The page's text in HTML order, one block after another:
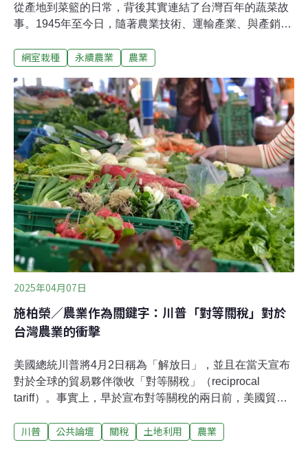
從產地到菜籃的日常，背後其實連結了台灣百年的蔬菜故
事。1945年至今日，隨著農業技術、運輸產業、與產銷通
候，到積極調整技術，主動克服氣候的重大轉變。台灣新
列講座，首場以「青菜從哪來——臺北市郊的農業生產與
消費」為題，長期研究台灣蔬菜歷史的東吳大學歷史系副
教授曾獻緯，帶領觀眾從台北近郊到高山農場，回顧台灣
人與青菜的地理、氣候與市場互動史，看見餐桌上的「菜
文化」。台北近郊蔬菜難抵颱風，高山高麗菜順勢興起曾
獻緯出生於南投農村的茶農家庭，家中種茶之外，也種植
芋頭等旱作作物，並透過農會進行共同運銷與拍賣。他自
小觀察農民比對簿子、關注價格，進而思考：蔬菜的生產
與消費究竟如何連動？曾獻緯指出，台灣蔬菜種植可分為
三類：一為家庭式栽種，以自給或物物交換為主；二
網室栽種 永續農業 農業
2025年04月07日
施柏榮／農業作為關鍵字：川普「對等關稅」對於
台灣農業的衝擊
美國總統川普將4月2日稱為「解放日」，並且在當天宣布
對於全球的貿易夥伴徵收「對等關稅」（reciprocal
tariff）。事實上，早於宣布對等關稅的兩日前，美國貿易
Representative，USTR）便先發布了「2025年各國貿易
川普 公共論壇 關稅 土地利用 農業